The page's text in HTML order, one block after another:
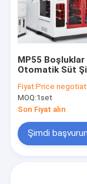
MP55 Boşluklar
Otomatik Süt
Sıvı Kalıplama
Makinesi
Fiyat:Price
MOQ:1set
Son Fiyat alın
Şimdi başvurun